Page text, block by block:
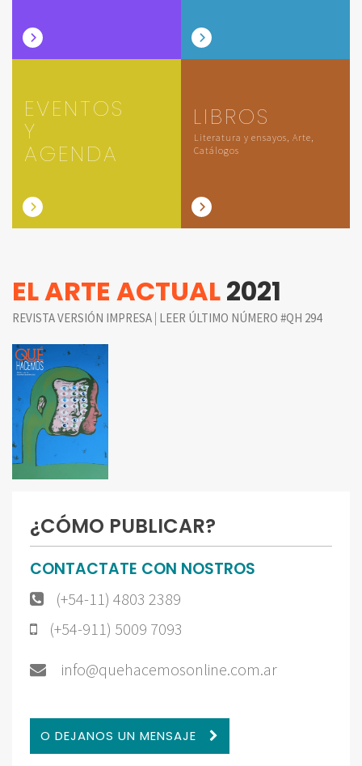
EVENTOS
Y
AGENDA
LIBROS
Literatura y ensayos, Arte,
Catálogos
EL ARTE ACTUAL2021
REVISTA VERSIÓN IMPRESA | LEER ÚLTIMO NÚMERO #QH 294
¿CÓMO PUBLICAR?
CONTACTATE CON NOSTROS
(+54-11) 4803 2389
(+54-911) 5009 7093
info@quehacemosonline.com.ar
O DEJANOS UN MENSAJE